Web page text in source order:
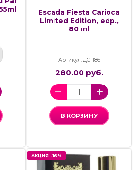
Escada Fiesta Carioca
Limited Edition, edp.,
80 ml
Артикул: ДС-186
280.00 руб.
В КОРЗИНУ
АКЦИЯ -16%